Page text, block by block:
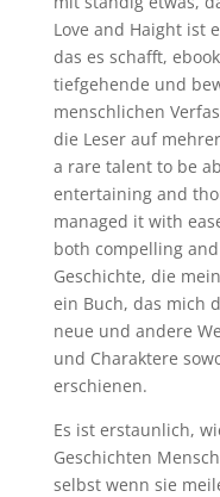
Love and Haight ist
das es schafft,
tiefgehende und
menschlichen
die Leser auf
a rare talent to be
entertaining and
managed it with
both compelling
Geschichte, die
ein Buch, das mich
neue und andere
und Charaktere
erschienen.
Es ist erstaunlich,
Geschichten
selbst wenn sie